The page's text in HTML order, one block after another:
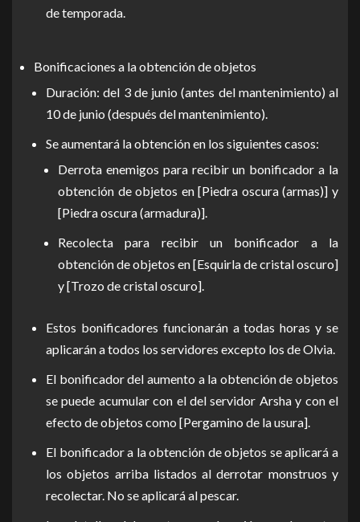
de temporada.
Bonificaciones a la obtención de objetos
Duración: del 3 de junio (antes del mantenimiento) al
10 de junio (después del mantenimiento).
Se aumentará la obtención en los siguientes casos:
Derrota enemigos para recibir un bonificador a la
obtención de objetos en [Piedra oscura (armas)] y
[Piedra oscura (armadura)].
Recolecta para recibir un bonificador a la
obtención de objetos en [Esquirla de cristal oscuro]
y [Trozo de cristal oscuro].
Estos bonificadores funcionarán a todas horas y se
aplicarán a todos los servidores excepto los de Olvia.
El bonificador del aumento a la obtención de objetos
se puede acumular con el del servidor Arsha y con el
efecto de objetos como [Pergamino de la usura].
El bonificador a la obtención de objetos se aplicará a
los objetos arriba listados al derrotar monstruos y
recolectar. No se aplicará al pescar.